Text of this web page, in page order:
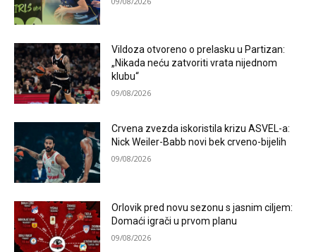
Vildoza otvoreno o prelasku u Partizan:
„Nikada neću zatvoriti vrata nijednom
klubu“
09/08/2026
Crvena zvezda iskoristila krizu ASVEL-a:
Nick Weiler-Babb novi bek crveno-bijelih
09/08/2026
Orlovik pred novu sezonu s jasnim ciljem:
Domaći igrači u prvom planu
09/08/2026